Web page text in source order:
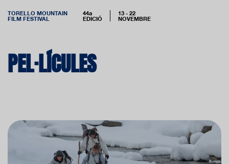
TORELLO MOUNTAIN
FILM FESTIVAL
44a
EDICIÓ
13 - 22
NOVEMBRE
PEL·LÍCULES